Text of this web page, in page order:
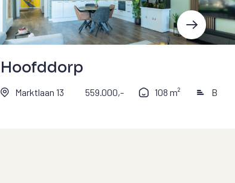
Hoofddorp
Marktlaan 13 559.000,- 108 m² B